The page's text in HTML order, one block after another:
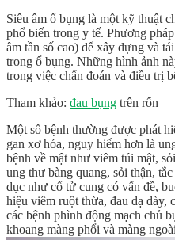
Siêu âm ổ bụng là một kỹ thuật
phổ biến trong y tế. Phương
âm tần số cao) để xây dựng và
trong ổ bụng. Những hình ảnh
trong việc chẩn đoán và điều trị
Tham khảo: đau bụng trên rốn
Một số bệnh thường được phát
gan xơ hóa, nguy hiểm hơn là
bệnh về mật như viêm túi mật,
ung thư bàng quang, sỏi thận,
dục như cổ tử cung có vấn đề,
hiệu viêm ruột thừa, đau dạ dày,
các bệnh phình động mạch chủ
khoang màng phổi và màng